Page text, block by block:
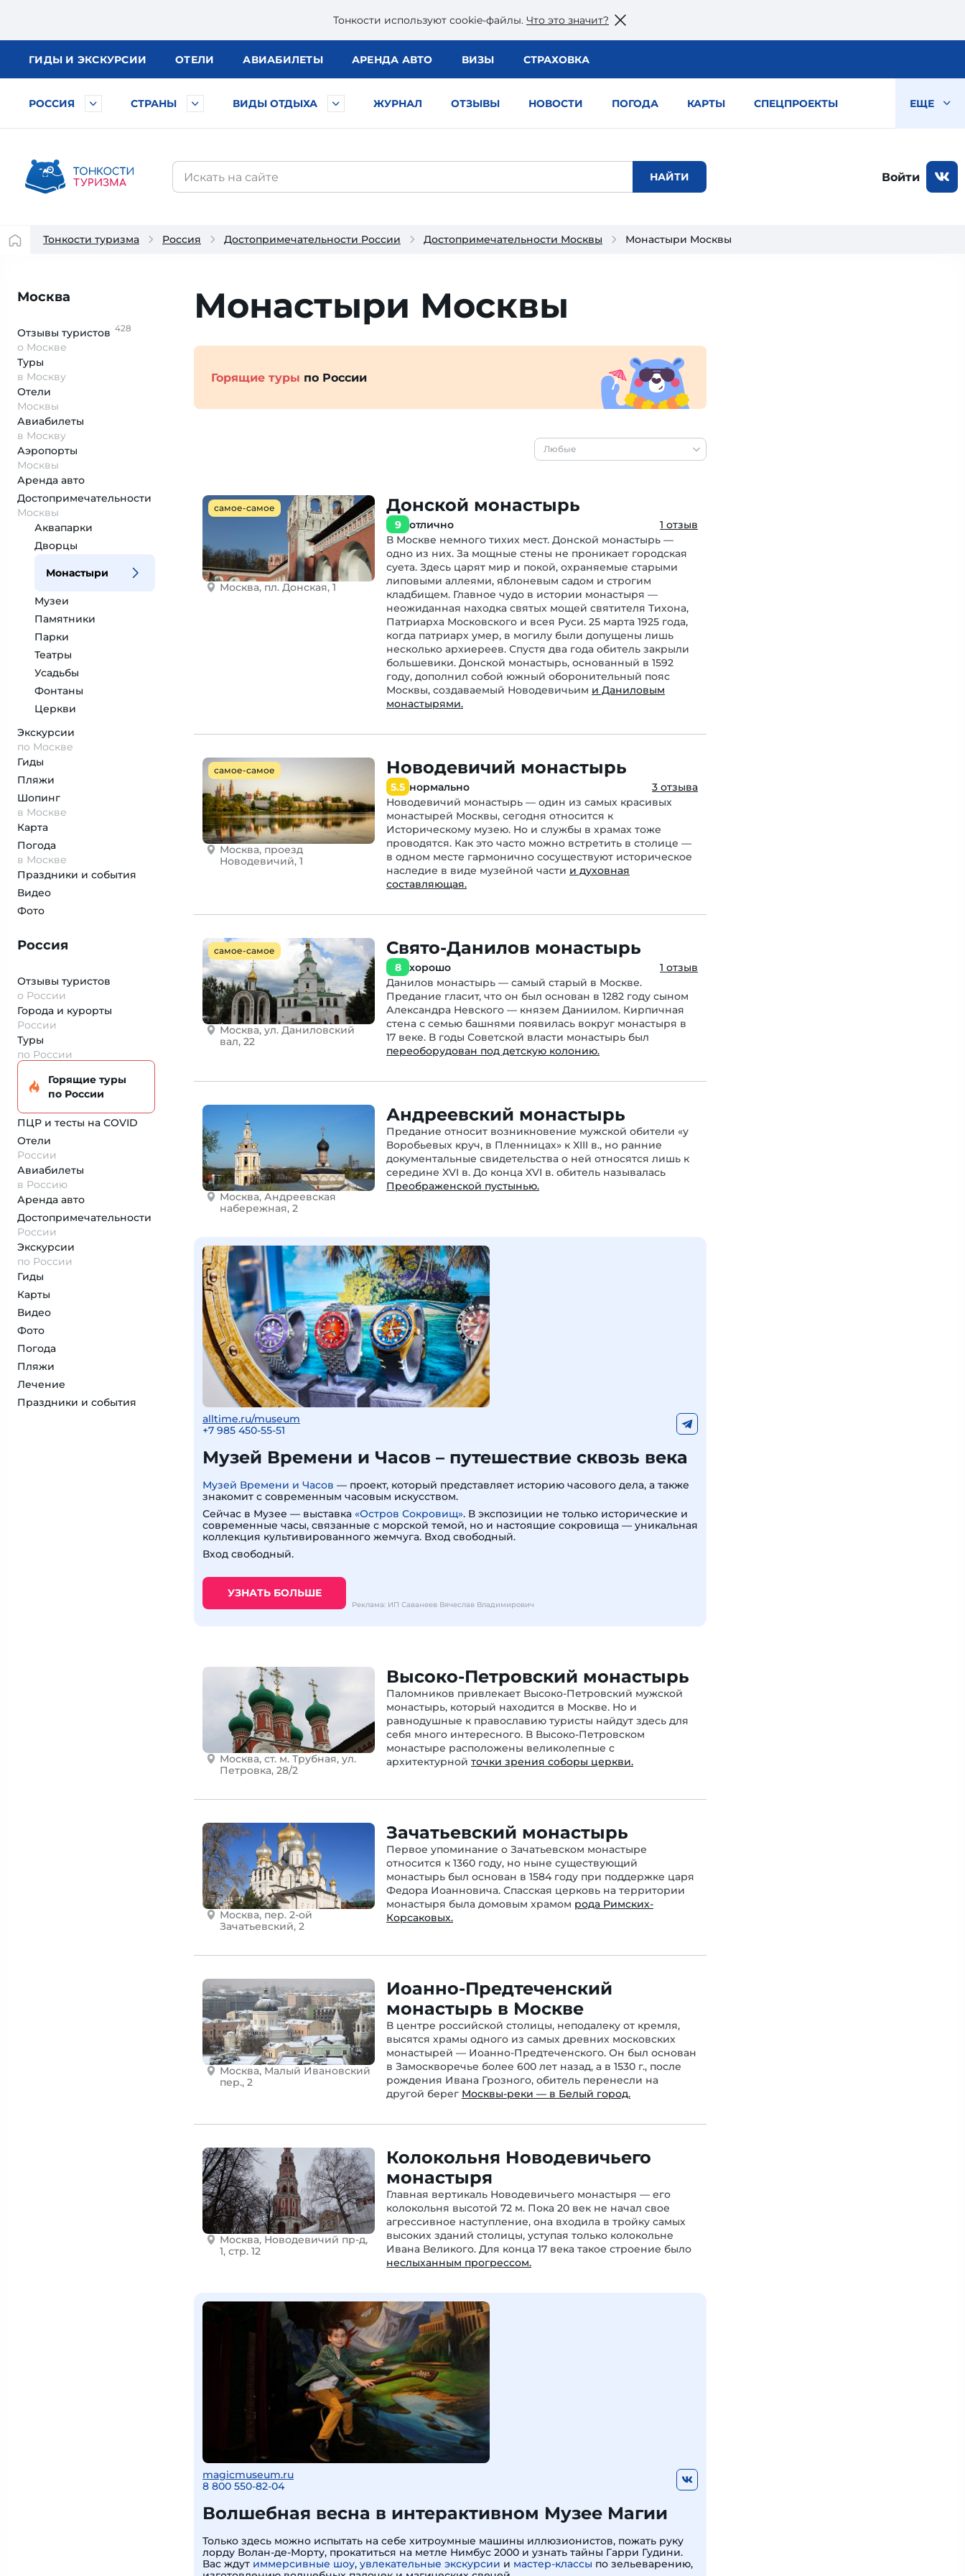
Тонкости используют сookie-файлы. Что это значит?
ГИДЫ И ЭКСКУРСИИ ОТЕЛИ АВИАБИЛЕТЫ АРЕНДА АВТО ВИЗЫ СТРАХОВКА
РОССИЯ СТРАНЫ ВИДЫ ОТДЫХА ЖУРНАЛ ОТЗЫВЫ НОВОСТИ ПОГОДА КАРТЫ СПЕЦПРОЕКТЫ ЕЩЕ
Войти
Тонкости туризма Россия Достопримечательности России Достопримечательности Москвы Монастыри Москвы
Москва
Отзывы туристов 428
о Москве
Туры
в Москву
Отели
Москвы
Авиабилеты
в Москву
Аэропорты
Москвы
Аренда авто
Достопримеча­тельности
Москвы
Аквапарки
Дворцы
Монастыри
Музеи
Памятники
Парки
Театры
Усадьбы
Фонтаны
Церкви
Экскурсии
по Москве
Гиды
Пляжи
Шопинг
в Москве
Карта
Погода
в Москве
Праздники и события
Видео
Фото
Россия
Отзывы туристов
о России
Города и курорты
России
Туры
по России
Горящие туры
по России
ПЦР и тесты на COVID
Отели
России
Авиабилеты
в Россию
Аренда авто
Достопримеча­тельности
России
Экскурсии
по России
Гиды
Карты
Видео
Фото
Погода
Пляжи
Лечение
Праздники и события
Монастыри Москвы
Горящие туры по России
самое-самое
Москва, пл. Донская, 1
Донской монастырь
9 отлично
1 отзыв
В Москве немного тихих мест. Донской монастырь —
одно из них. За мощные стены не проникает городская
суета. Здесь царят мир и покой, охраняемые старыми
липовыми аллеями, яблоневым садом и строгим
кладбищем. Главное чудо в истории монастыря —
неожиданная находка святых мощей святителя Тихона,
Патриарха Московского и всея Руси. 25 марта 1925 года,
когда патриарх умер, в могилу были допущены лишь
несколько архиереев. Спустя два года обитель закрыли
большевики. Донской монастырь, основанный в 1592
году, дополнил собой южный оборонительный пояс
Москвы, создаваемый Новодевичьим и Даниловым
монастырями.
самое-самое
Москва, проезд
Новодевичий, 1
Новодевичий монастырь
5.5 нормально
3 отзыва
Новодевичий монастырь — один из самых красивых
монастырей Москвы, сегодня относится к
Историческому музею. Но и службы в храмах тоже
проводятся. Как это часто можно встретить в столице —
в одном месте гармонично сосуществуют историческое
наследие в виде музейной части и духовная
составляющая.
самое-самое
Москва, ул. Даниловский
вал, 22
Свято-Данилов монастырь
8 хорошо
1 отзыв
Данилов монастырь — самый старый в Москве.
Предание гласит, что он был основан в 1282 году сыном
Александра Невского — князем Даниилом. Кирпичная
стена с семью башнями появилась вокруг монастыря в
17 веке. В годы Советской власти монастырь был
переоборудован под детскую колонию.
Москва, Андреевская
набережная, 2
Андреевский монастырь
Предание относит возникновение мужской обители «у
Воробьевых круч, в Пленницах» к XIII в., но ранние
документальные свидетельства о ней относятся лишь к
середине XVI в. До конца XVI в. обитель называлась
Преображенской пустынью.
alltime.ru/museum
+7 985 450-55-51
Музей Времени и Часов – путешествие сквозь века
Музей Времени и Часов — проект, который представляет историю часового дела, а также
знакомит с современным часовым искусством.
Сейчас в Музее — выставка «Остров Сокровищ». В экспозиции не только исторические и
современные часы, связанные с морской темой, но и настоящие сокровища — уникальная
коллекция культивированного жемчуга. Вход свободный.
Вход свободный.
УЗНАТЬ БОЛЬШЕ
Реклама: ИП Саванеев Вячеслав Владимирович
Москва, ст. м. Трубная, ул.
Петровка, 28/2
Высоко-Петровский монастырь
Паломников привлекает Высоко-Петровский мужской
монастырь, который находится в Москве. Но и
равнодушные к православию туристы найдут здесь для
себя много интересного. В Высоко-Петровском
монастыре расположены великолепные с
архитектурной точки зрения соборы церкви.
Москва, пер. 2-ой
Зачатьевский, 2
Зачатьевский монастырь
Первое упоминание о Зачатьевском монастыре
относится к 1360 году, но ныне существующий
монастырь был основан в 1584 году при поддержке царя
Федора Иоанновича. Спасская церковь на территории
монастыря была домовым храмом рода Римских-
Корсаковых.
Москва, Малый Ивановский
пер., 2
Иоанно-Предтеченский
монастырь в Москве
В центре российской столицы, неподалеку от кремля,
высятся храмы одного из самых древних московских
монастырей — Иоанно-Предтеченского. Он был основан
в Замоскворечье более 600 лет назад, а в 1530 г., после
рождения Ивана Грозного, обитель перенесли на
другой берег Москвы-реки — в Белый город.
Москва, Новодевичий пр-д,
1, стр. 12
Колокольня Новодевичьего
монастыря
Главная вертикаль Новодевичьего монастыря — его
колокольня высотой 72 м. Пока 20 век не начал свое
агрессивное наступление, она входила в тройку самых
высоких зданий столицы, уступая только колокольне
Ивана Великого. Для конца 17 века такое строение было
неслыханным прогрессом.
magicmuseum.ru
8 800 550-82-04
Волшебная весна в интерактивном Музее Магии
Только здесь можно испытать на себе хитроумные машины иллюзионистов, пожать руку
лорду Волан-де-Морту, прокатиться на метле Нимбус 2000 и узнать тайны Гарри Гудини.
Вас ждут иммерсивные шоу, увлекательные экскурсии и мастер-классы по зельеварению,